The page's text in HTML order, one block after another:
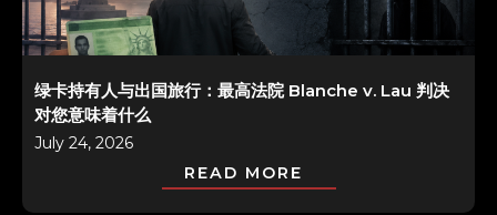
绿卡持有人与出国旅行：最高法院 Blanche v. Lau 判决
对您意味着什么
July 24, 2026
READ MORE